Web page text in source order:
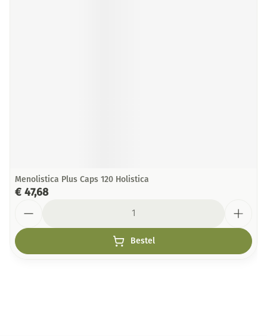
Menolistica Plus Caps 120 Holistica
€ 47,68
Bestel